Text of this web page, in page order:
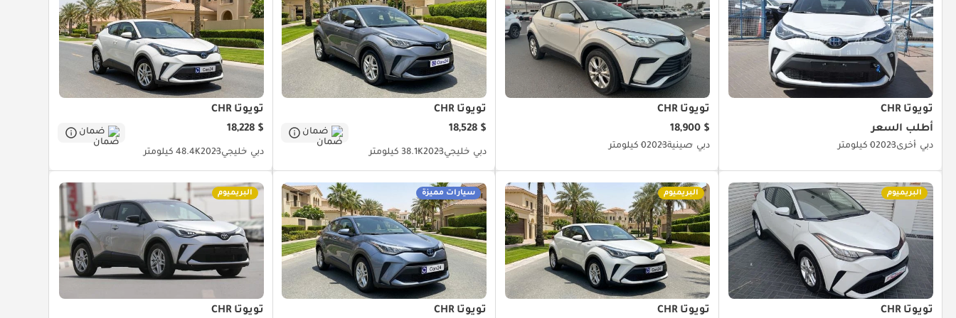
تويوتا CHR
أطلب السعر
دبي أخرى20230 كيلومتر
تويوتا CHR
$ 18,900
دبي صينية20230 كيلومتر
تويوتا CHR
$ 18,528
ضمان
دبي خليجي202338.1K كيلومتر
تويوتا CHR
$ 18,228
ضمان
دبي خليجي202348.4K كيلومتر
البريميوم
تويوتا CHR
البريميوم
تويوتا CHR
سيارات مميزة
تويوتا CHR
البريميوم
تويوتا CHR